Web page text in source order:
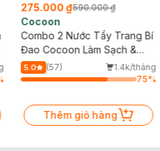
275.000 ₫590.000 ₫
Cocoon
Combo 2 Nước Tẩy Trang Bí
Đao Cocoon Làm Sạch &
Giảm Dầu 500ml
5.0 (57)
1.4k/tháng
75%
Thêm giỏ hàng